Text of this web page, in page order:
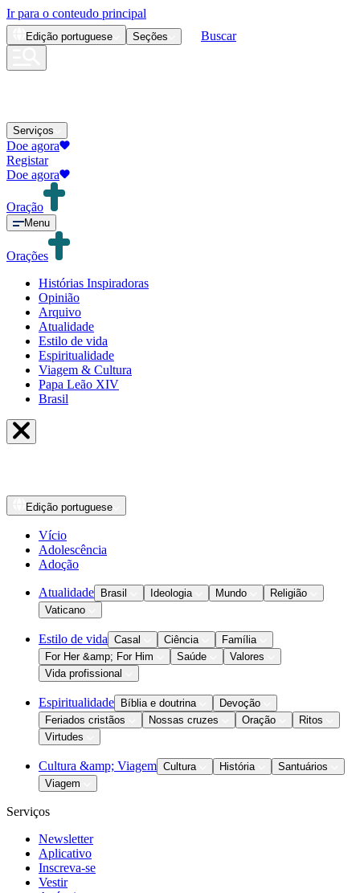
Ir para o conteudo principal
Edição portuguese Seções Buscar
Serviços
Doe agora
Registar
Doe agora
Oração
Menu
Orações
Histórias Inspiradoras
Opinião
Arquivo
Atualidade
Estilo de vida
Espiritualidade
Viagem & Cultura
Papa Leão XIV
Brasil
Edição portuguese
Vício
Adolescência
Adoção
Atualidade Brasil Ideologia Mundo
Religião
Vaticano
Estilo de vida Casal Ciência
Família
For Her &amp; For Him
Saúde
Valores
Vida profissional
Espiritualidade Bíblia e doutrina
Devoção
Feriados cristãos
Nossas cruzes Oração
Ritos
Virtudes
Cultura &amp; Viagem Cultura História
Santuários
Viagem
Serviços
Newsletter
Aplicativo
Inscreva-se
Vestir